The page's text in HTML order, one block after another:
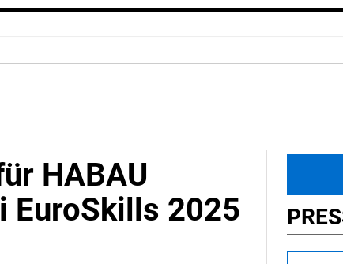
HABAU
EuroSkills 2025